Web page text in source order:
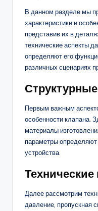
В данном разделе мы
характеристики и
представив их в
технические аспекты
определяют его
различных сценариях
Первым важным
особенности клапана.
материалы
параметры определяют
устройства.
Технические
Далее рассмотрим
давление, пропускная